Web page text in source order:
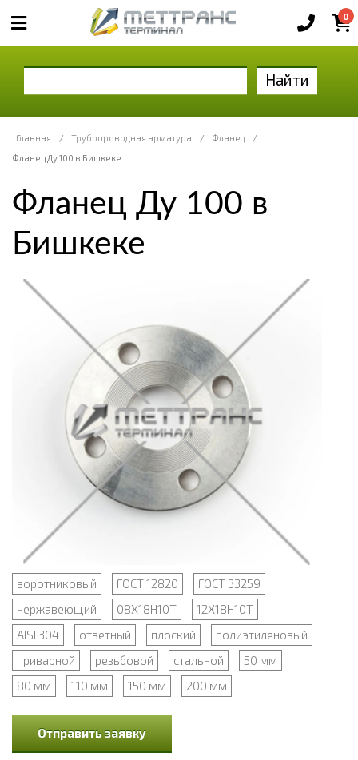
0
Найти
Главная / Трубопроводная арматура / Фланец
/
Фланец Ду 100 в Бишкеке
Фланец Ду 100 в
Бишкеке
воротниковый ГОСТ 12820
ГОСТ 33259
нержавеющий
08Х18Н10Т
12Х18Н10Т
AISI 304
ответный плоский
полиэтиленовый
приварной
резьбовой стальной
50 мм
80 мм
110 мм 150 мм 200 мм
Отправить заявку